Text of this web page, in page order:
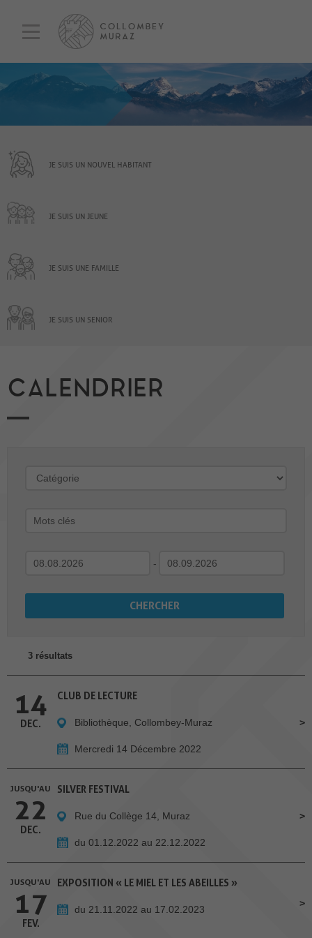
JE SUIS UN NOUVEL HABITANT
JE SUIS UN JEUNE
JE SUIS UNE FAMILLE
JE SUIS UN SENIOR
CALENDRIER
-
3 résultats
14
DEC.
CLUB DE LECTURE
Bibliothèque, Collombey-Muraz
Mercredi 14 Décembre 2022
JUSQU'AU
22
DEC.
SILVER FESTIVAL
Rue du Collège 14, Muraz
du 01.12.2022 au 22.12.2022
JUSQU'AU
17
FEV.
EXPOSITION « LE MIEL ET LES ABEILLES »
du 21.11.2022 au 17.02.2023